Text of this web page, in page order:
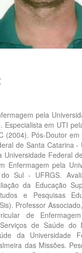
pela
Especialista em UTI
(2004). Pós-Doutor em
de Santa Catarina -
Universidade Federal
Enfermagem pela
Sul - UFRGS.
da Educação
e Pesquisas
Professor
de
de Saúde do
da Universidade
das Missões.